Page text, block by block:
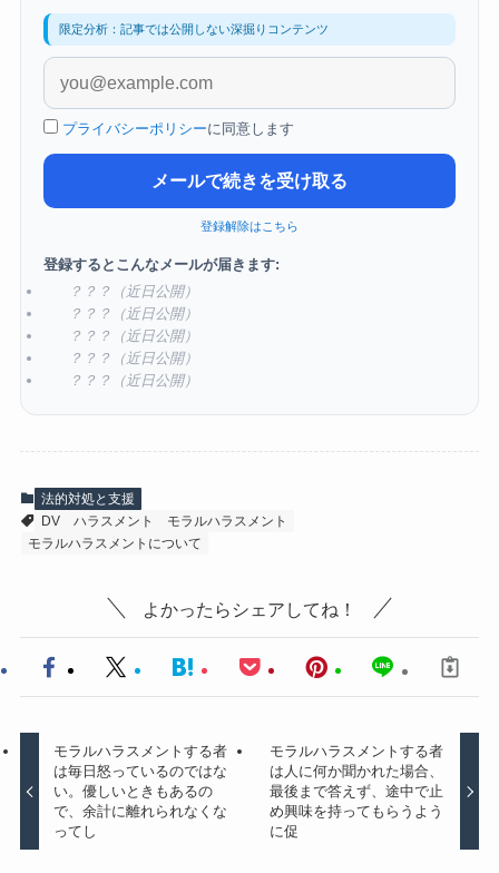
限定分析：記事では公開しない深掘りコンテンツ
プライバシーポリシーに同意します
メールで続きを受け取る
登録解除はこちら
登録するとこんなメールが届きます:
？？？（近日公開）
？？？（近日公開）
？？？（近日公開）
？？？（近日公開）
？？？（近日公開）
法的対処と支援
DV
ハラスメント
モラルハラスメント
モラルハラスメントについて
よかったらシェアしてね！
モラルハラスメントする者
は毎日怒っているのではな
い。優しいときもあるの
で、余計に離れられなくな
ってし
モラルハラスメントする者
は人に何か聞かれた場合、
最後まで答えず、途中で止
め興味を持ってもらうよう
に促